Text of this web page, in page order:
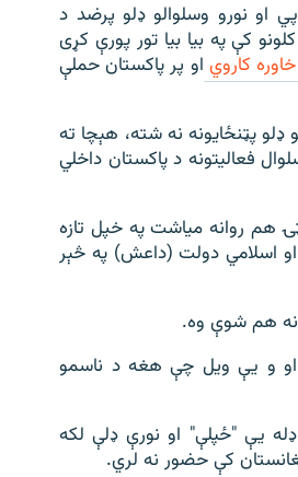
او نورو وسلوالو ډلو پرضد د
کې په بیا بیا تور پورې کړی
کاروي او پر پاکستان حملې
ډلو پټنځایونه نه شته، هېچا ته
فعالیتونه د پاکستان داخلي
هم روانه میاشت په خپل تازه
او اسلامي دولت (داعش) په څېر
هم شوې وه.
و یې ویل چې هغه د ناسمو
داعش ډله یې "ځپلې" او نورې ډلې لکه
کې حضور نه لري.